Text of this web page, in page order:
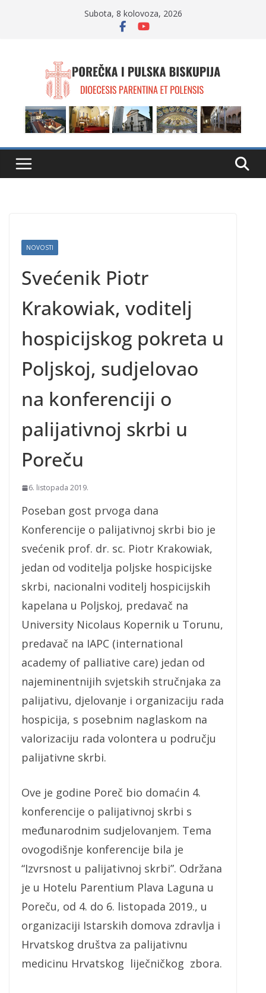
Subota, 8 kolovoza, 2026
NOVOSTI
Svećenik Piotr
Krakowiak, voditelj
hospicijskog pokreta u
Poljskoj, sudjelovao
na konferenciji o
palijativnoj skrbi u
Poreču
6. listopada 2019.
Poseban gost prvoga dana
Konferencije o palijativnoj skrbi bio je
svećenik prof. dr. sc. Piotr Krakowiak,
jedan od voditelja poljske hospicijske
skrbi, nacionalni voditelj hospicijskih
kapelana u Poljskoj, predavač na
University Nicolaus Kopernik u Torunu,
predavač na IAPC (international
academy of palliative care) jedan od
najeminentnijih svjetskih stručnjaka za
palijativu, djelovanje i organizaciju rada
hospicija, s posebnim naglaskom na
valorizaciju rada volontera u području
palijativne skrbi.
Ove je godine Poreč bio domaćin 4.
konferencije o palijativnoj skrbi s
međunarodnim sudjelovanjem. Tema
ovogodišnje konferencije bila je
“Izvrsnost u palijativnoj skrbi”. Održana
je u Hotelu Parentium Plava Laguna u
Poreču, od 4. do 6. listopada 2019., u
organizaciji Istarskih domova zdravlja i
Hrvatskog društva za palijativnu
medicinu Hrvatskog liječničkog zbora.